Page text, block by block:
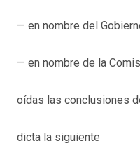
— en nombre del
— en nombre de la
oídas las conclusiones
dicta la siguiente